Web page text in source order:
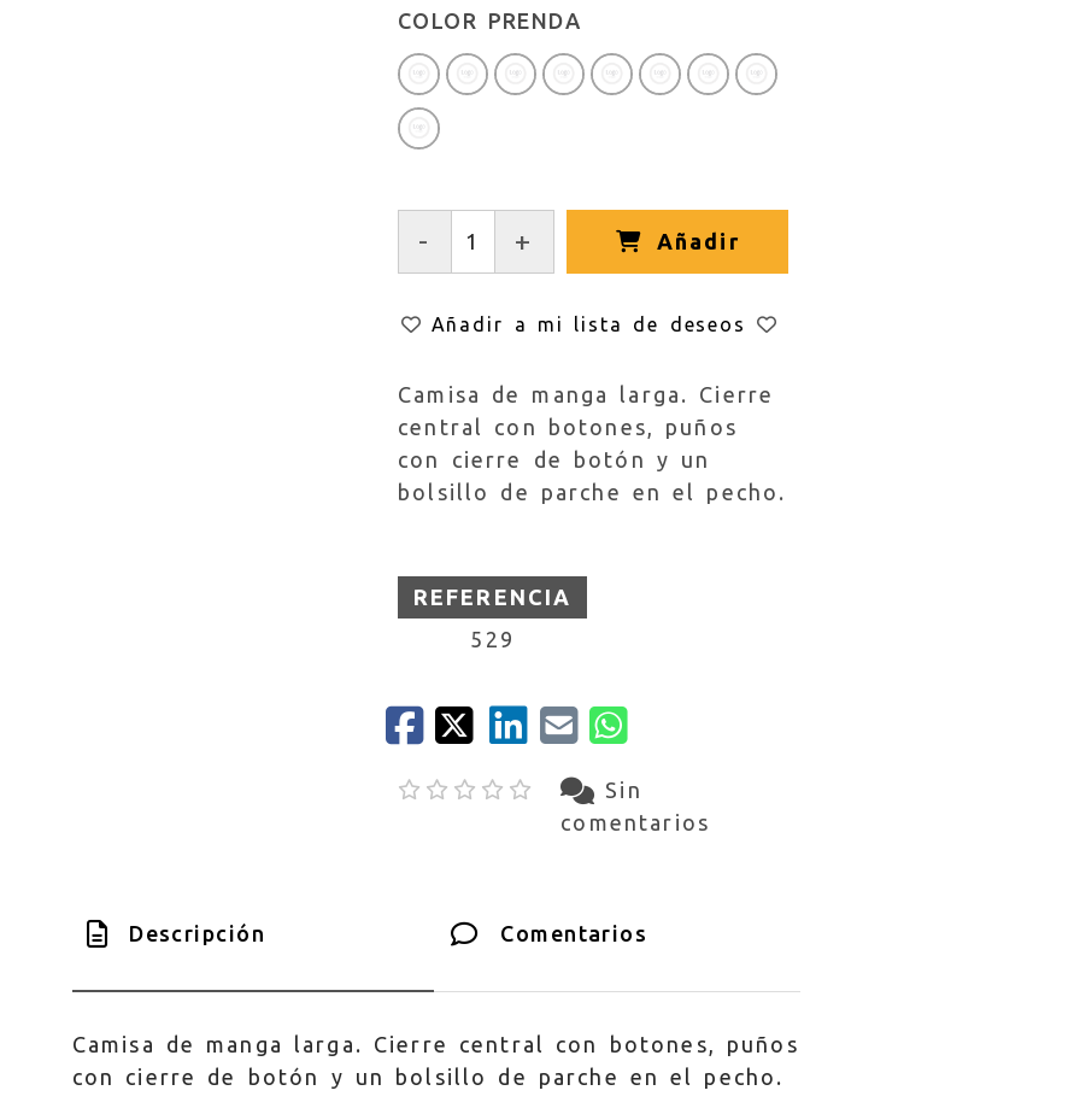
COLOR PRENDA
- + Añadir
Añadir a mi lista de deseos
Camisa de manga larga. Cierre
central con botones, puños
con cierre de botón y un
bolsillo de parche en el pecho.
REFERENCIA
529
Sin
comentarios
Descripción Comentarios
Camisa de manga larga. Cierre central con botones, puños
con cierre de botón y un bolsillo de parche en el pecho.